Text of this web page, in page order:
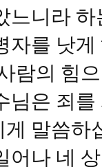
느니라
자를 낫
람의 힘
님은 죄
게 말씀하
어나 네